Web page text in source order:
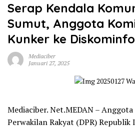
Serap Kendala
Sumut, Anggota
Kunker ke
Mediaciber
Januari 27, 2025
Mediaciber. Net.MEDAN –
Perwakilan Rakyat (DPR)